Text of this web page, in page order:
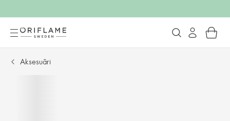
Aksesuāri